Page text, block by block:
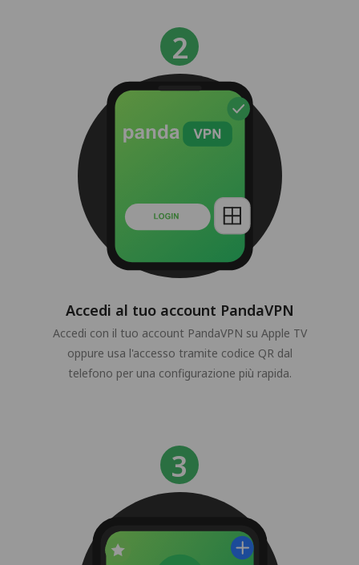
Accedi al tuo account PandaVPN
Accedi con il tuo account PandaVPN su Apple TV
oppure usa l'accesso tramite codice QR dal
telefono per una configurazione più rapida.